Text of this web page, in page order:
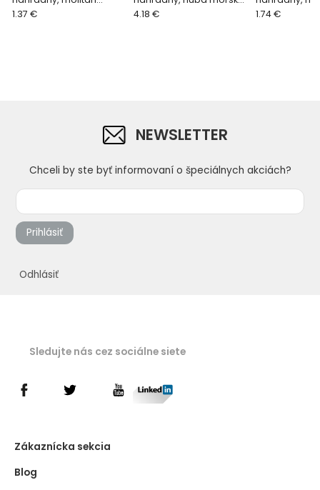
jemný, 250 x 130 x 30
1.37 €
nemecká, 280 x 140 x 30
4.18 €
jemný,
1.74 €
NEWSLETTER
Chceli by ste byť informovaní o špeciálnych akciách?
Prihlásiť
Odhlásiť
Sledujte nás cez sociálne siete
Zákaznícka sekcia
Blog